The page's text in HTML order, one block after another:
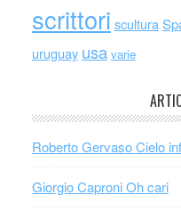
scrittori scultura
uruguay usa varie
Roberto Gervaso Cielo
Giorgio Caproni Oh cari